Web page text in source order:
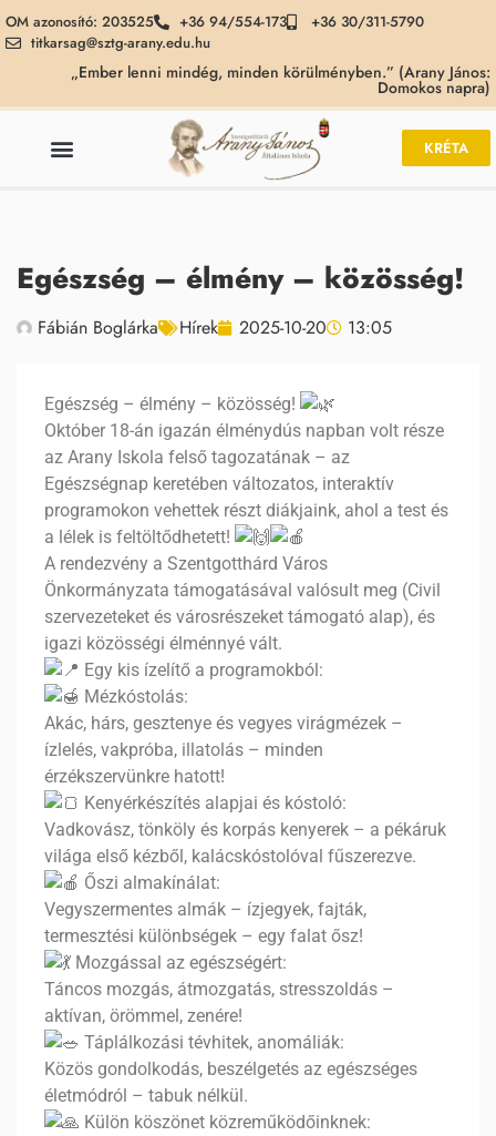
OM azonosító: 203525 +36 94/554-173
+36 30/311-5790
titkarsag@sztg-arany.edu.hu
„Ember lenni mindég, minden körülményben.” (Arany János:
Domokos napra)
KRÉTA
Egészség – élmény – közösség!
Fábián Boglárka Hírek 2025-10-20 13:05
Egészség – élmény – közösség!
Október 18-án igazán élménydús napban volt része
az Arany Iskola felső tagozatának – az
Egészségnap keretében változatos, interaktív
programokon vehettek részt diákjaink, ahol a test és
a lélek is feltöltődhetett!
A rendezvény a Szentgotthárd Város
Önkormányzata támogatásával valósult meg (Civil
szervezeteket és városrészeket támogató alap), és
igazi közösségi élménnyé vált.
Egy kis ízelítő a programokból:
Mézkóstolás:
Akác, hárs, gesztenye és vegyes virágmézek –
ízlelés, vakpróba, illatolás – minden
érzékszervünkre hatott!
Kenyérkészítés alapjai és kóstoló:
Vadkovász, tönköly és korpás kenyerek – a pékáruk
világa első kézből, kalácskóstolóval fűszerezve.
Őszi almakínálat:
Vegyszermentes almák – ízjegyek, fajták,
termesztési különbségek – egy falat ősz!
Mozgással az egészségért:
Táncos mozgás, átmozgatás, stresszoldás –
aktívan, örömmel, zenére!
Táplálkozási tévhitek, anomáliák:
Közös gondolkodás, beszélgetés az egészséges
életmódról – tabuk nélkül.
Külön köszönet közreműködőinknek: